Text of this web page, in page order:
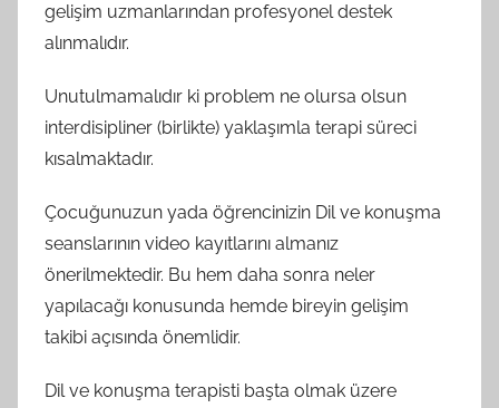
gelişim uzmanlarından profesyonel destek
alınmalıdır.
Unutulmamalıdır ki problem ne olursa olsun
interdisipliner (birlikte) yaklaşımla terapi süreci
kısalmaktadır.
Çocuğunuzun yada öğrencinizin Dil ve konuşma
seanslarının video kayıtlarını almanız
önerilmektedir. Bu hem daha sonra neler
yapılacağı konusunda hemde bireyin gelişim
takibi açısında önemlidir.
Dil ve konuşma terapisti başta olmak üzere